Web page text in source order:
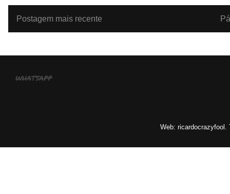
Postagem mais recente
whatsapp
Web: